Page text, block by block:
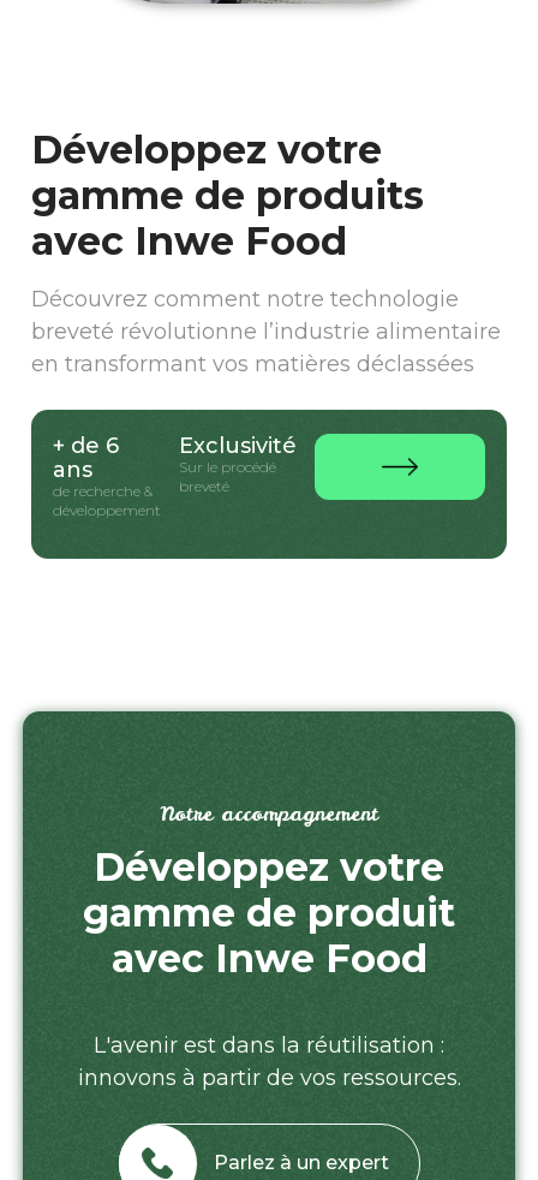
Développez votre
gamme de produits
avec Inwe Food
Découvrez comment notre technologie
breveté révolutionne l’industrie alimentaire
en transformant vos matières déclassées
+ de 6
ans
de recherche &
développement
Exclusivité
Sur le procédé
breveté
Notre accompagnement
Développez votre
gamme de produit
avec Inwe Food
L'avenir est dans la réutilisation :
innovons à partir de vos ressources.
Parlez à un expert